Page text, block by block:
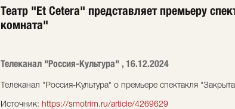
Театр "Et Cetera" представляет премьеру
комната"
Телеканал "Россия-Культура" , 16.12.2024
Телеканал "Россия-Культура" о премьере спектакля
Источник: https://smotrim.ru/article/4269629